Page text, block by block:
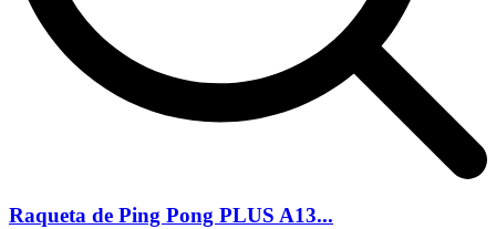
Raqueta de Ping Pong PLUS A13...